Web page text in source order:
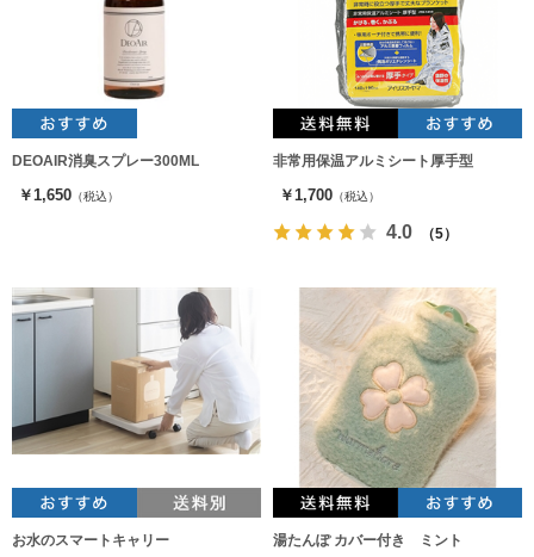
DEOAIR消臭スプレー300ML
￥1,650 （税込）
非常用保温アルミシート厚手型
￥1,700 （税込）
4.0 （5）
お水のスマートキャリー 湯たんぽ カバー付き ミント